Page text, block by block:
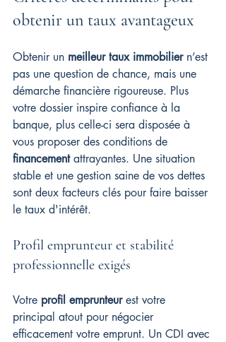
obtenir un taux avantageux
Obtenir un meilleur taux immobilier n’est
pas une question de chance, mais une
démarche financière rigoureuse. Plus
votre dossier inspire confiance à la
banque, plus celle-ci sera disposée à
vous proposer des conditions de
financement attrayantes. Une situation
stable et une gestion saine de vos dettes
sont deux facteurs clés pour faire baisser
le taux d'intérêt.
Profil emprunteur et stabilité
professionnelle exigés
Votre profil emprunteur est votre
principal atout pour négocier
efficacement votre emprunt. Un CDI avec